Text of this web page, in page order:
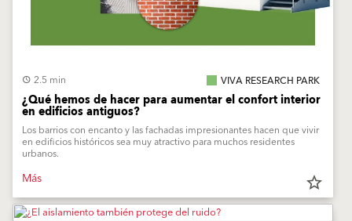
2.5 min VIVA RESEARCH PARK
¿Qué hemos de hacer para aumentar el confort interior
en edificios antiguos?
Los barrios con encanto y las fachadas impresionantes hacen que vivir
en edificios históricos sea muy atractivo para muchos residentes
urbanos.
Más star_border